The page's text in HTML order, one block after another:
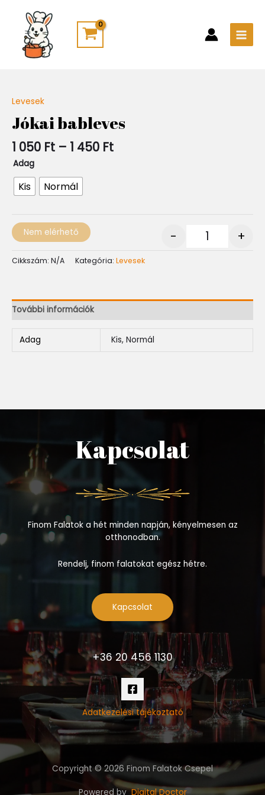
content
Levesek
Jókai bableves
1 050 Ft – 1 450 Ft
050 Ft
-
1
Adag
Kis Normál
- +
Nem elérhető
Cikkszám: N/A Kategória: Levesek
További információk
Adag Kis, Normál
Kapcsolat
Finom Falatok a hét minden napján, kényelmesen az
otthonodban.
Rendelj, finom falatokat egész hétre.
Kapcsolat
+36 20 456 1130
Adatkezelési tájékoztató
Copyright © 2026 Finom Falatok Csepel
Powered byDigital Doctor